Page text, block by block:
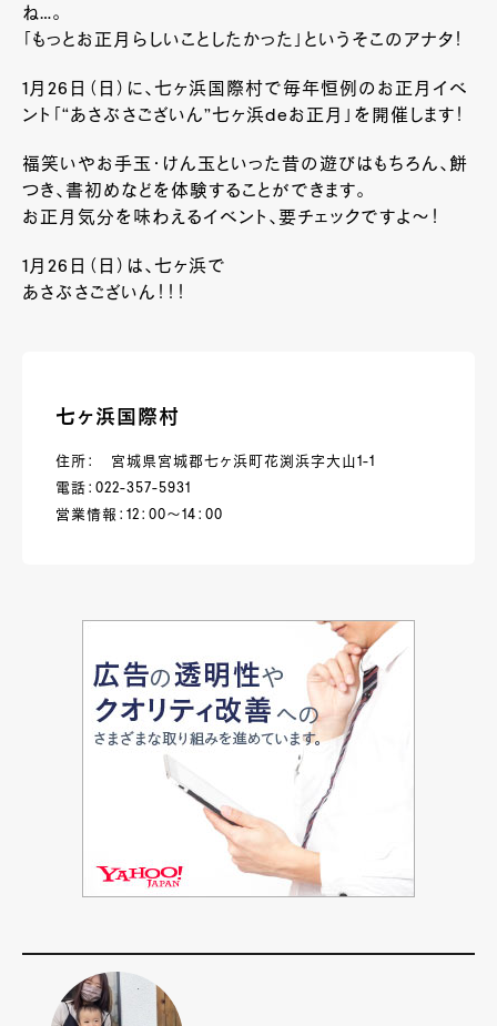
ね…。
「もっとお正月らしいことしたかった」というそこのアナタ！
1月26日（日）に、七ヶ浜国際村で毎年恒例のお正月イベ
ント「“あさぶさございん”七ヶ浜deお正月」を開催します！
福笑いやお手玉・けん玉といった昔の遊びはもちろん、餅
つき、書初めなどを体験することができます。
お正月気分を味わえるイベント、要チェックですよ～！
1月26日（日）は、七ヶ浜で
あさぶさございん！！！
七ヶ浜国際村
住所： 宮城県宮城郡七ヶ浜町花渕浜字大山1-1
電話：022-357-5931
営業情報：12：00～14：00